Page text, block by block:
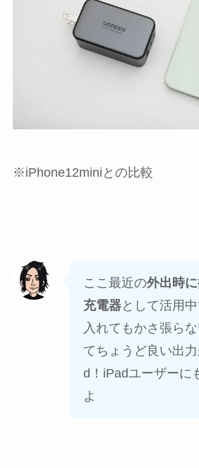
※iPhone12miniとの比較
ここ最近の外出時
充電器として活用
入れてもかさ張ら
てちょうど良い出
d！iPadユーザーに
よ